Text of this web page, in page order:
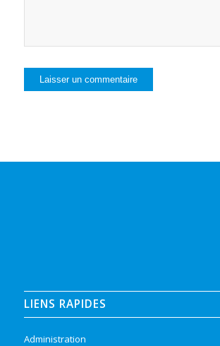
LIENS RAPIDES
Administration